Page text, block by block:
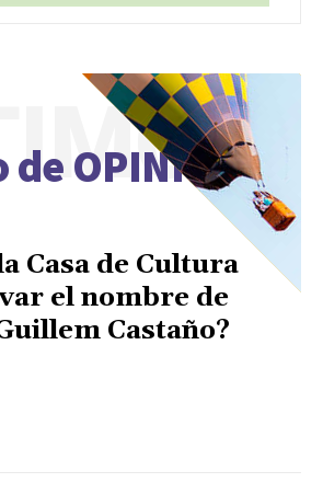
de OPINIÓN
Casa de Cultura
el nombre de
Castaño?